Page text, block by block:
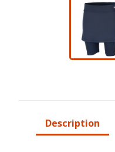
Description